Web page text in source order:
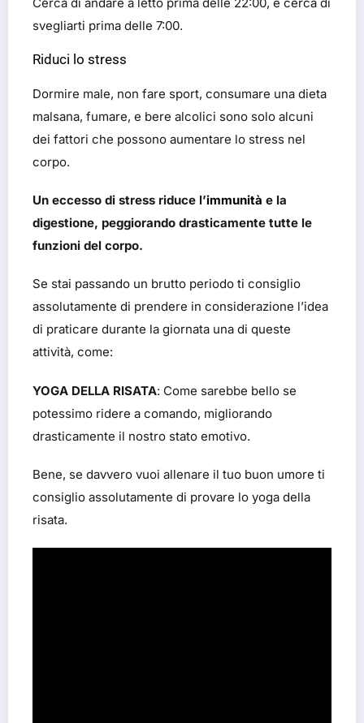
svegliarti prima delle 7:00.
Riduci lo stress
Dormire male, non fare sport, consumare una dieta
malsana, fumare, e bere alcolici sono solo alcuni
dei fattori che possono aumentare lo stress nel
corpo.
Un eccesso di stress riduce l’immunità e la
digestione, peggiorando drasticamente tutte le
funzioni del corpo.
Se stai passando un brutto periodo ti consiglio
assolutamente di prendere in considerazione l’idea
di praticare durante la giornata una di queste
attività, come:
YOGA DELLA RISATA: Come sarebbe bello se
potessimo ridere a comando, migliorando
drasticamente il nostro stato emotivo.
Bene, se davvero vuoi allenare il tuo buon umore ti
consiglio assolutamente di provare lo yoga della
risata.